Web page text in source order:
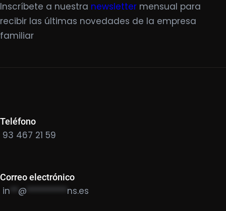
Inscríbete a nuestra newsletter mensual para
recibir las últimas novedades de la empresa
familiar
Teléfono
93 467 21 59
Correo electrónico
in @ ********** ns.es